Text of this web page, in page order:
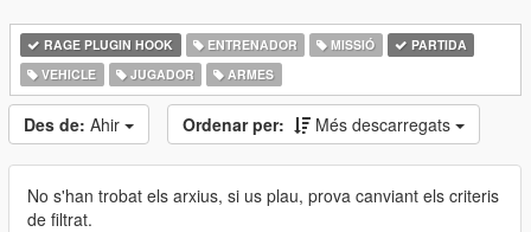
RAGE PLUGIN HOOK ENTRENADOR MISSIÓ
PARTIDA
VEHICLE
JUGADOR ARMES
Des de: Ahir Ordenar per: Més descarregats
No s'han trobat els arxius, si us plau, prova canviant els criteris
de filtrat.